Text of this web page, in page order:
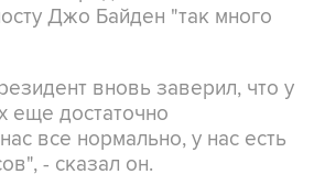
Джо Байден "так много
вновь заверил, что у
еще достаточно
все нормально, у нас есть
- сказал он.